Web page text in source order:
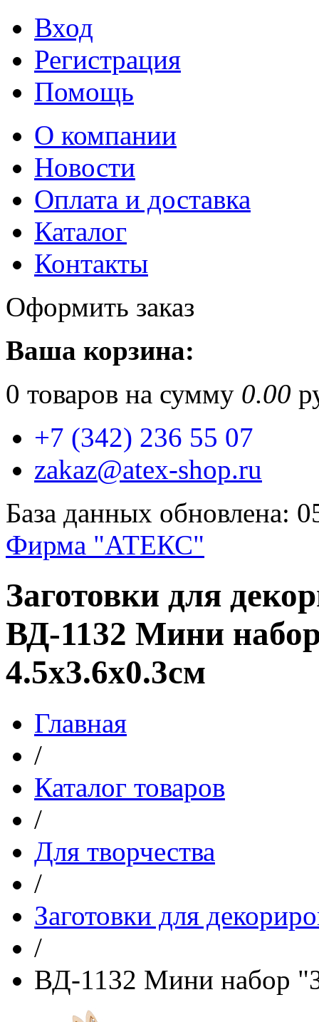
Вход
Регистрация
Помощь
О компании
Новости
Оплата и доставка
Каталог
Контакты
Оформить заказ
Ваша корзина:
0 товаров на сумму 0.00
+7 (342) 236 55 07
zakaz@atex-shop.ru
База данных обновлена:
Фирма "АТЕКС"
Заготовки для
ВД-1132 Мини
4.5х3.6х0.3см
Главная
/
Каталог товаров
/
Для творчества
/
Заготовки для
/
ВД-1132 Мини набор